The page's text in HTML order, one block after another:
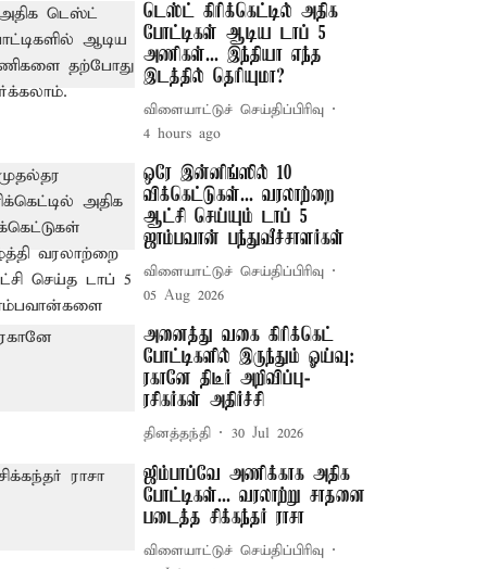
டெஸ்ட் கிரிக்கெட்டில் அதிக
போட்டிகள் ஆடிய டாப் 5
அணிகள்... இந்தியா எந்த
இடத்தில் தெரியுமா?
விளையாட்டுச் செய்திப்பிரிவு
4 hours ago
ஒரே இன்னிங்ஸில் 10
விக்கெட்டுகள்... வரலாற்றை
ஆட்சி செய்யும் டாப் 5
ஜாம்பவான் பந்துவீச்சாளர்கள்
விளையாட்டுச் செய்திப்பிரிவு
05 Aug 2026
அனைத்து வகை கிரிக்கெட்
போட்டிகளில் இருந்தும் ஓய்வு:
ரகானே திடீர் அறிவிப்பு-
ரசிகர்கள் அதிர்ச்சி
தினத்தந்தி 30 Jul 2026
ஜிம்பாப்வே அணிக்காக அதிக
போட்டிகள்... வரலாற்று சாதனை
படைத்த சிக்கந்தர் ராசா
விளையாட்டுச் செய்திப்பிரிவு